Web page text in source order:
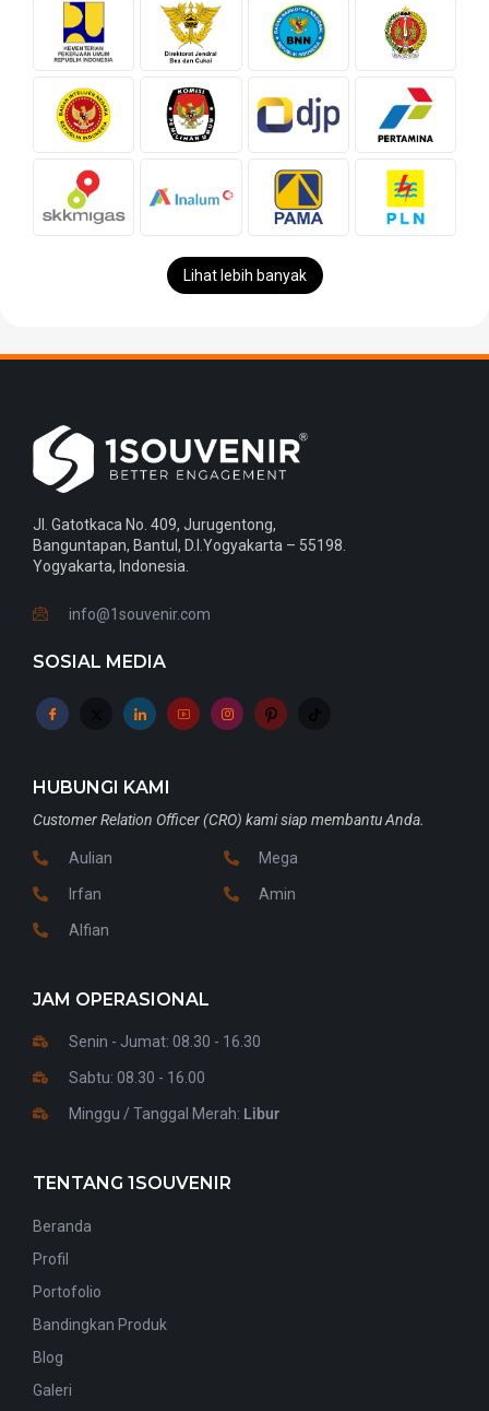
Lihat lebih banyak
Jl. Gatotkaca No. 409, Jurugentong,
Banguntapan, Bantul, D.I.Yogyakarta – 55198.
Yogyakarta, Indonesia.
info@1souvenir.com
SOSIAL MEDIA
HUBUNGI KAMI
Customer Relation Officer (CRO) kami siap membantu Anda.
Aulian
Irfan
Alfian
Mega
Amin
JAM OPERASIONAL
Senin - Jumat: 08.30 - 16.30
Sabtu: 08.30 - 16.00
Minggu / Tanggal Merah: Libur
TENTANG 1SOUVENIR
Beranda
Profil
Portofolio
Bandingkan Produk
Blog
Galeri